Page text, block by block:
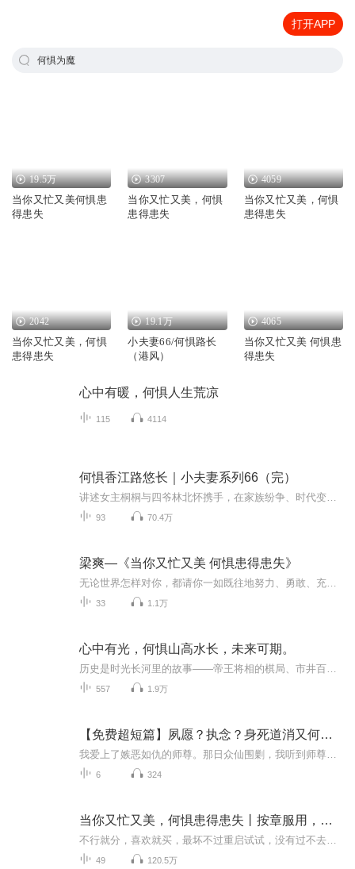
打开APP
何惧为魔
19.5万
当你又忙又美何惧患
得患失
3307
当你又忙又美，何惧
患得患失
4059
当你又忙又美，何惧
患得患失
2042
当你又忙又美，何惧
患得患失
19.1万
小夫妻66/何惧路长
（港风）
4065
当你又忙又美 何惧患
得患失
心中有暖，何惧人生荒凉
115 4114
何惧香江路悠长｜小夫妻系列66（完）
93 70.4万
梁爽—《当你又忙又美 何惧患得患失》
33 1.1万
心中有光，何惧山高水长，未来可期。
557 1.9万
【免费超短篇】夙愿？执念？身死道消又何惧！
6 324
当你又忙又美，何惧患得患失丨按章服用，减少80%的拧巴！
49 120.5万